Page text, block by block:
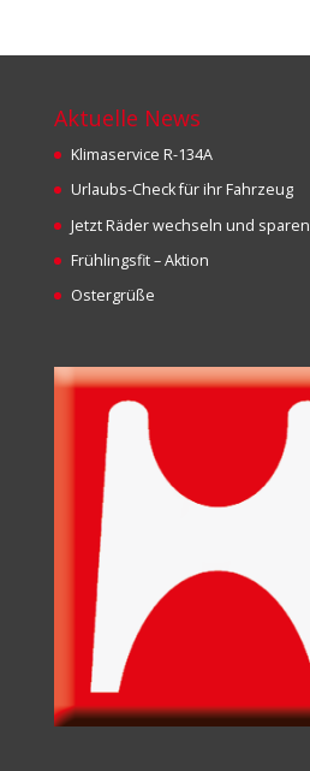
Aktuelle News
Klimaservice R-134A
Urlaubs-Check für ihr Fahrzeug
Jetzt Räder wechseln und sparen
Frühlingsfit – Aktion
Ostergrüße